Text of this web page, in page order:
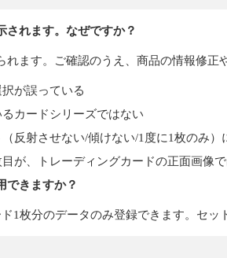
されます。なぜですか？
れます。ご確認のうえ、商品の情報修正
が誤っている
カードシリーズではない
反射させない/傾けない/1度に1枚のみ）
が、トレーディングカードの正面画像
できますか？
1枚分のデータのみ登録できます。セッ